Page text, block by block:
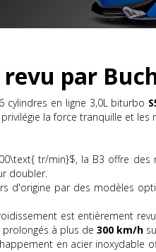
par
cylindres en ligne 3,0L biturbo
la force tranquille et les
tr/min}$, la B3 offre des
doubler.
d'origine par des modèles
est entièrement
à plus de 300 km/h
en acier inoxydable